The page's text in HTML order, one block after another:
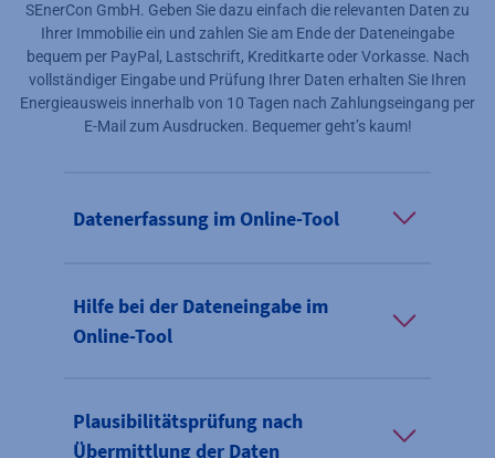
SEnerCon GmbH. Geben Sie dazu einfach die relevanten Daten zu
Ihrer Immobilie ein und zahlen Sie am Ende der Dateneingabe
bequem per PayPal, Lastschrift, Kreditkarte oder Vorkasse. Nach
vollständiger Eingabe und Prüfung Ihrer Daten erhalten Sie Ihren
Energieausweis innerhalb von 10 Tagen nach Zahlungseingang per
E-Mail zum Ausdrucken. Bequemer geht’s kaum!
Datenerfassung im Online-Tool
Hilfe bei der Dateneingabe im
Online-Tool
Plausibilitätsprüfung nach
Übermittlung der Daten